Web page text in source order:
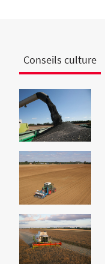
Conseils culture